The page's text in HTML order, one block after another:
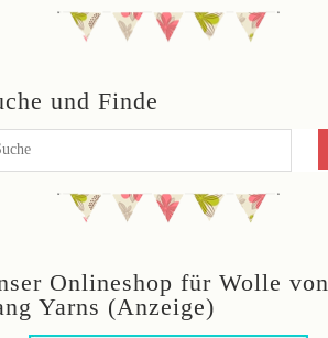
und Finde
Onlineshop für Wolle von
Yarns (Anzeige)